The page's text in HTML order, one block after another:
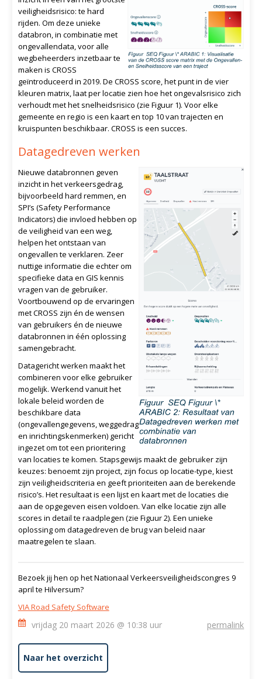
veiligheidsrisico: te hard
rijden. Om deze unieke
databron, in combinatie met
ongevallendata, voor alle
wegbeheerders inzetbaar te
maken is CROSS
geïntroduceerd in 2019. De CROSS score, het punt in de vier
kleuren matrix, laat per locatie zien hoe het ongevalsrisico zich
verhoudt met het snelheidsrisico (zie Figuur 1). Voor elke
gemeente en regio is een kaart en top 10 van trajecten en
kruispunten beschikbaar. CROSS is een succes.
Datagedreven werken
Nieuwe databronnen geven
inzicht in het verkeersgedrag,
bijvoorbeeld hard remmen, en
SPI’s (Safety Performance
Indicators) die invloed hebben op
de veiligheid van een weg,
helpen het ontstaan van
ongevallen te verklaren. Zeer
nuttige informatie die echter om
specifieke data en GIS kennis
vragen van de gebruiker.
Voortbouwend op de ervaringen
met CROSS zijn én de wensen
van gebruikers én de nieuwe
databronnen in één oplossing
samengebracht.
Datagericht werken maakt het
combineren voor elke gebruiker
mogelijk. Werkend vanuit het
lokale beleid worden de
beschikbare data
(ongevallengegevens, weggedrag
en inrichtingskenmerken) gericht
ingezet om tot een prioritering
van locaties te komen. Stapsgewijs maakt de gebruiker zijn
keuzes: benoemt zijn project, zijn focus op locatie-type, kiest
zijn veiligheidscriteria en geeft prioriteiten aan de berekende
risico’s. Het resultaat is een lijst en kaart met de locaties die
aan de opgegeven eisen voldoen. Van elke locatie zijn alle
scores in detail te raadplegen (zie Figuur 2). Een unieke
oplossing om datagedreven de brug van beleid naar
maatregelen te slaan.
Bezoek jij hen op het Nationaal Verkeersveiligheidscongres 9
april te Hilversum?
VIA Road Safety Software
vrijdag 20 maart 2026 @ 10:38 uur permalink
Naar het overzicht